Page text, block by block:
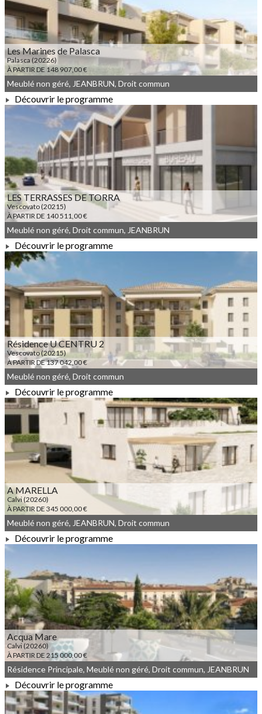
Les Marines de Palasca
Palasca (20226)
À PARTIR DE 148 907,00 €
À PARTIR DE 148 907,00 €
Meublé non géré, JEANBRUN, Droit commun
Découvrir le programme
LES TERRASSES DE TORRA
Vescovato (20215)
À PARTIR DE 140 511,00 €
À PARTIR DE 140 511,00 €
Meublé non géré, Droit commun, JEANBRUN
Découvrir le programme
Résidence U CENTRU 2
Vescovato (20215)
À PARTIR DE 137 042,00 €
À PARTIR DE 137 042,00 €
Meublé non géré, Droit commun
Découvrir le programme
A MARELLA
Calvi (20260)
À PARTIR DE 345 000,00 €
À PARTIR DE 345 000,00 €
Meublé non géré, JEANBRUN, Droit commun
Découvrir le programme
Acqua Mare
Calvi (20260)
À PARTIR DE 215 000,00 €
Résidence Principale, Meublé non géré, Droit commun, JEANBRUN
Découvrir le programme